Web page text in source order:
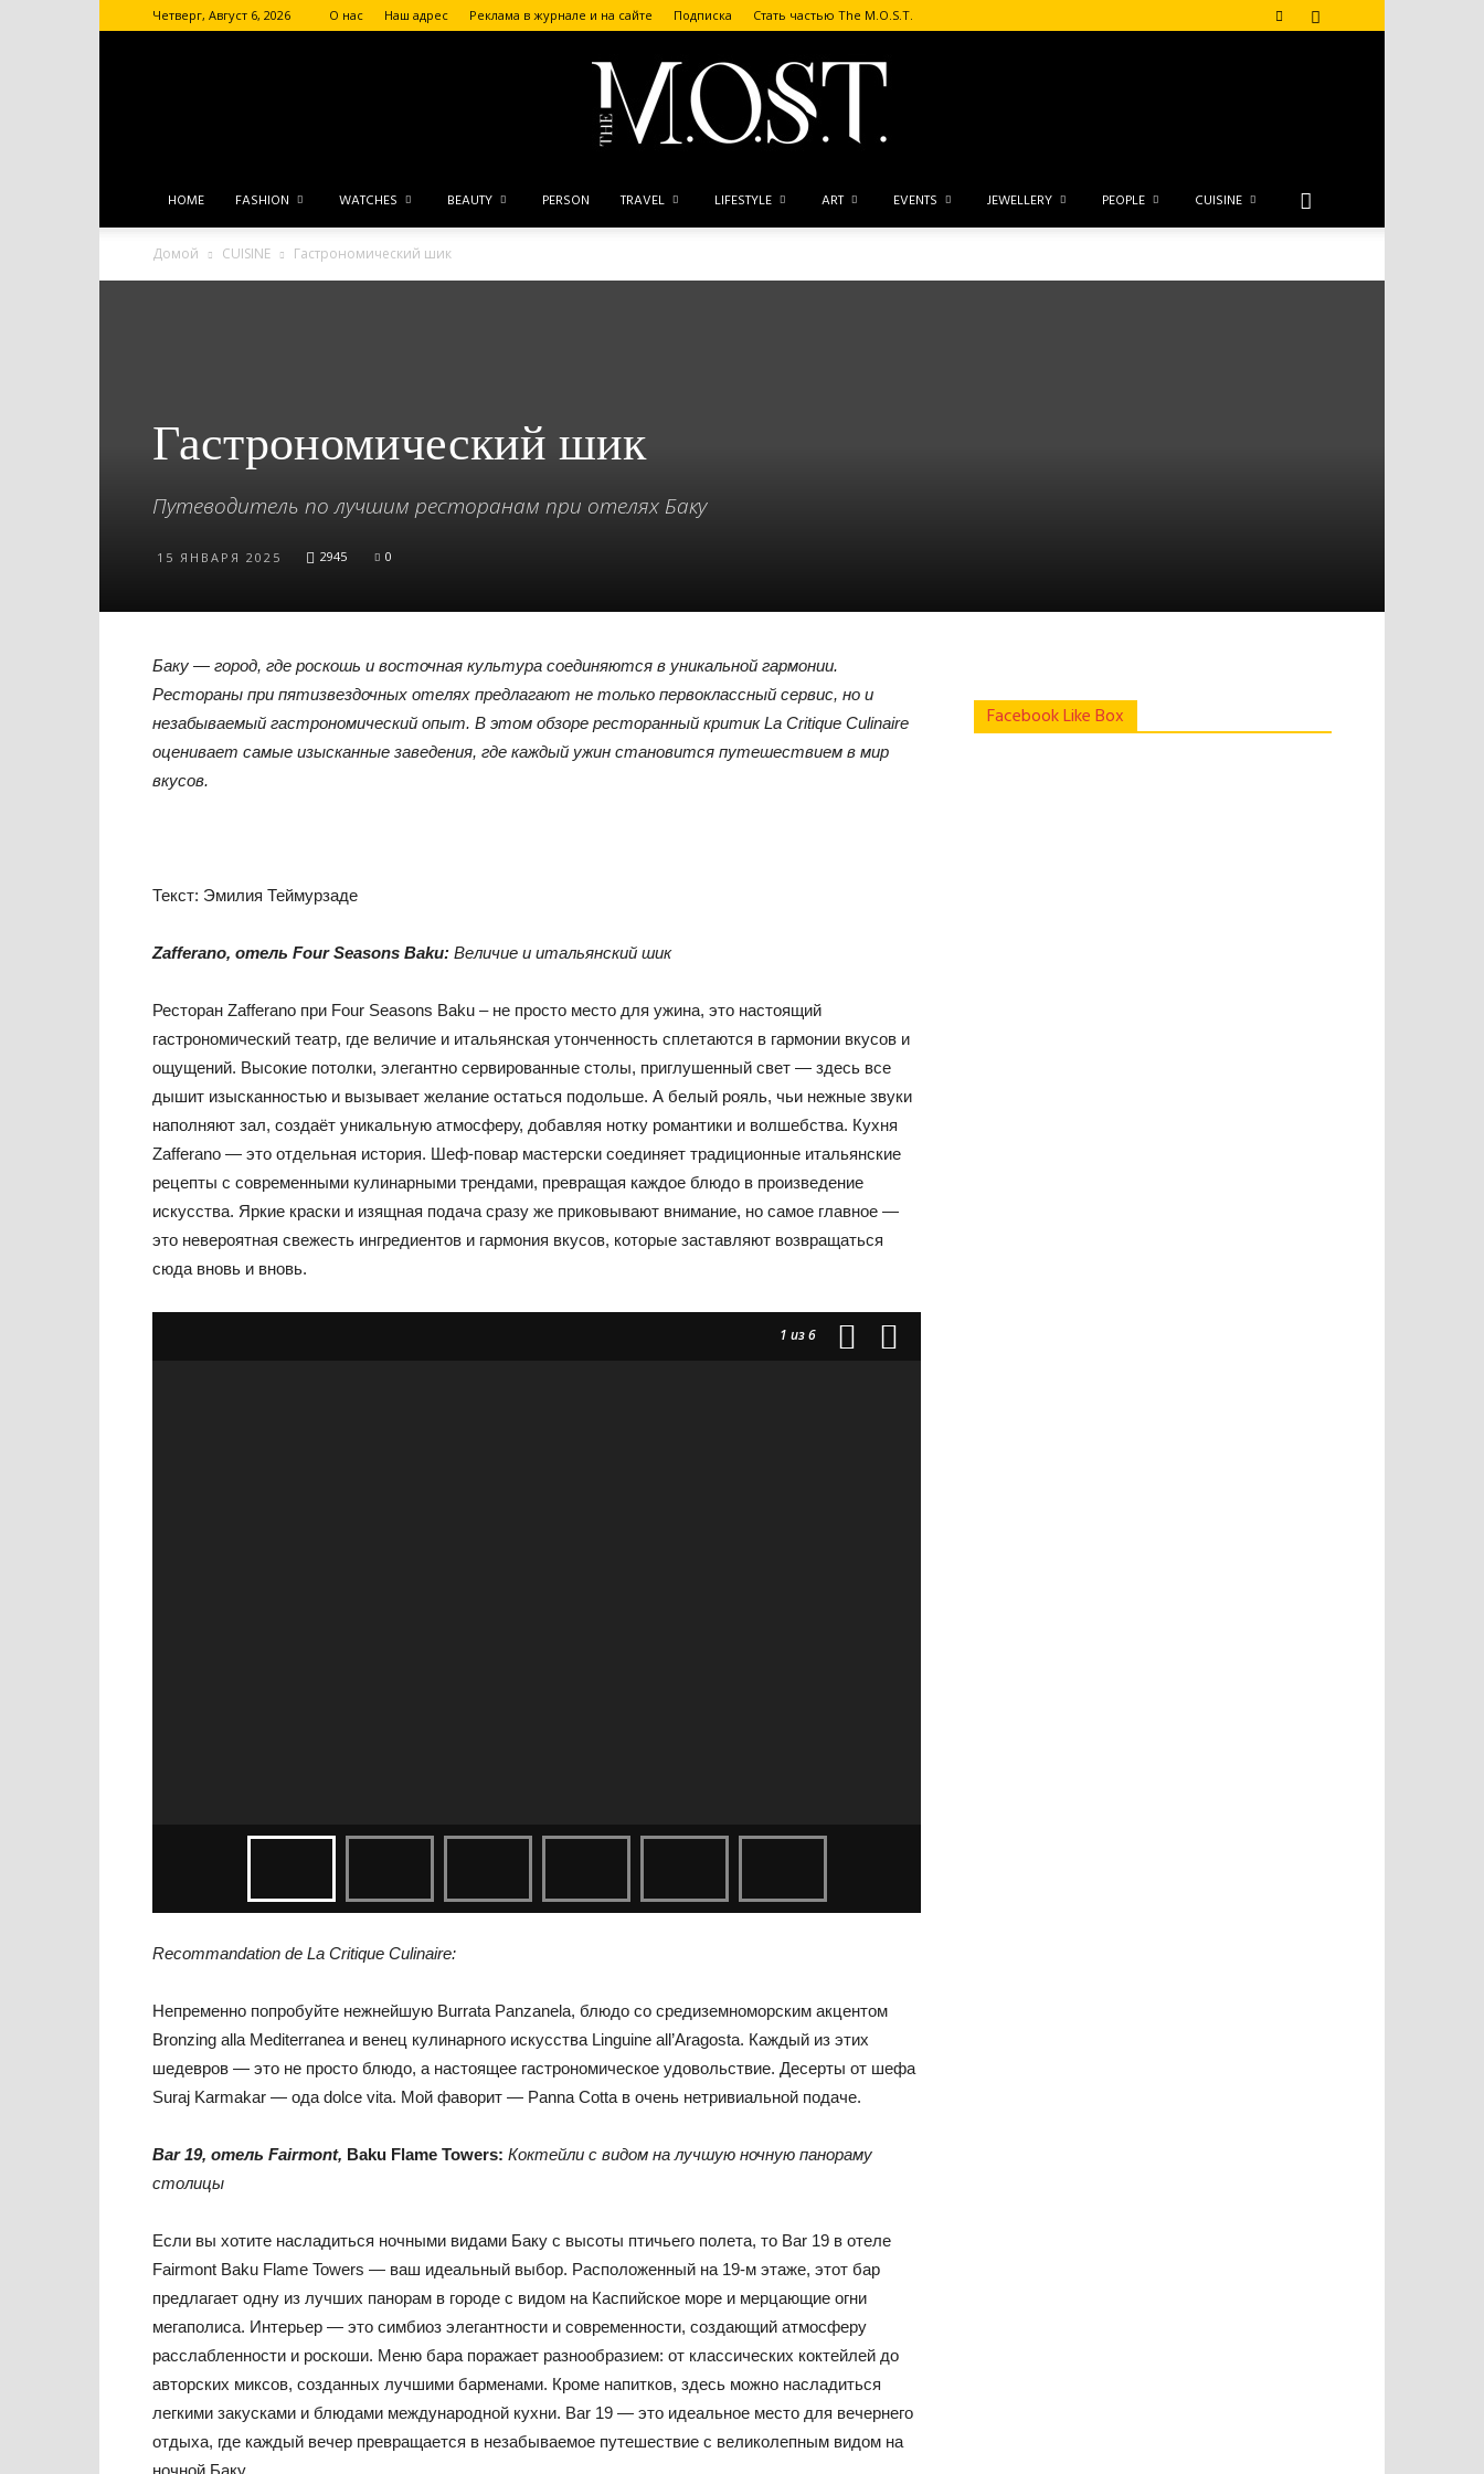
Четверг, Август 6, 2026 О нас Наш адрес Реклама в журнале и на сайте Подписка Стать частью The M.O.S.T.
The
HOME FASHION WATCHES BEAUTY PERSON TRAVEL LIFESTYLE ART EVENTS JEWELLERY PEOPLE CUISINE
Домой CUISINE Гастрономический шик
Гастрономический шик
Путеводитель по лучшим ресторанам при отелях Баку
15 ЯНВАРЯ 2025 2945 0
Баку — город, где роскошь и восточная культура соединяются в уникальной гармонии.
Рестораны при пятизвездочных отелях предлагают не только первоклассный сервис, но и
незабываемый гастрономический опыт. В этом обзоре ресторанный критик La Critique Culinaire
оценивает самые изысканные заведения, где каждый ужин становится путешествием в мир
вкусов.
Текст: Эмилия Теймурзаде
Zafferano, отель Four Seasons Baku: Величие и итальянский шик
Ресторан Zafferano при Four Seasons Baku – не просто место для ужина, это настоящий
гастрономический театр, где величие и итальянская утонченность сплетаются в гармонии вкусов и
ощущений. Высокие потолки, элегантно сервированные столы, приглушенный свет — здесь все
дышит изысканностью и вызывает желание остаться подольше. А белый рояль, чьи нежные звуки
наполняют зал, создаёт уникальную атмосферу, добавляя нотку романтики и волшебства. Кухня
Zafferano — это отдельная история. Шеф-повар мастерски соединяет традиционные итальянские
рецепты с современными кулинарными трендами, превращая каждое блюдо в произведение
искусства. Яркие краски и изящная подача сразу же приковывают внимание, но самое главное —
это невероятная свежесть ингредиентов и гармония вкусов, которые заставляют возвращаться
сюда вновь и вновь.
1 из 6
Recommandation de La Critique Culinaire:
Непременно попробуйте нежнейшую Burrata Panzanela, блюдо со средиземноморским акцентом
Bronzing alla Mediterranea и венец кулинарного искусства Linguine all’Aragosta. Каждый из этих
шедевров — это не просто блюдо, а настоящее гастрономическое удовольствие. Десерты от шефа
Suraj Karmakar — ода dolce vita. Мой фаворит — Panna Cotta в очень нетривиальной подаче.
Bar 19, отель Fairmont, Baku Flame Towers: Коктейли с видом на лучшую ночную панораму
столицы
Если вы хотите насладиться ночными видами Баку с высоты птичьего полета, то Bar 19 в отеле
Fairmont Baku Flame Towers — ваш идеальный выбор. Расположенный на 19-м этаже, этот бар
предлагает одну из лучших панорам в городе с видом на Каспийское море и мерцающие огни
мегаполиса. Интерьер — это симбиоз элегантности и современности, создающий атмосферу
расслабленности и роскоши. Меню бара поражает разнообразием: от классических коктейлей до
авторских миксов, созданных лучшими барменами. Кроме напитков, здесь можно насладиться
легкими закусками и блюдами международной кухни. Bar 19 — это идеальное место для вечернего
отдыха, где каждый вечер превращается в незабываемое путешествие с великолепным видом на
ночной Баку.
Facebook Like Box